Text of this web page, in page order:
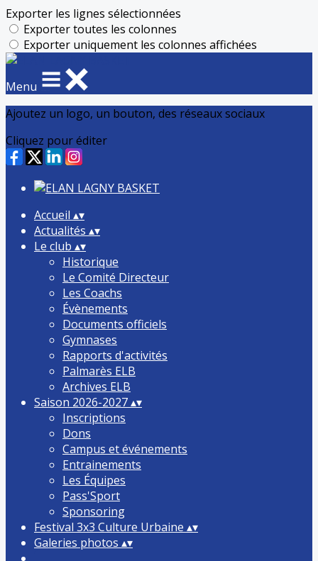
Exporter les lignes sélectionnées
Exporter toutes les colonnes
Exporter uniquement les colonnes affichées
Menu
Ajoutez un logo, un bouton, des réseaux sociaux
Cliquez pour éditer
Accueil ▴▾
Actualités ▴▾
Le club ▴▾
Historique
Le Comité Directeur
Les Coachs
Évènements
Documents officiels
Gymnases
Rapports d'activités
Palmarès ELB
Archives ELB
Saison 2026-2027▴▾
Inscriptions
Dons
Campus et événements
Entrainements
Les Équipes
Pass'Sport
Sponsoring
Festival 3x3 Culture Urbaine ▴▾
Galeries photos ▴▾